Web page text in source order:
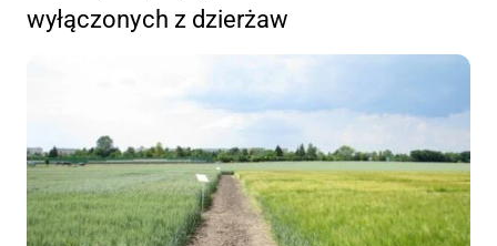
wyłączonych z dzierżaw